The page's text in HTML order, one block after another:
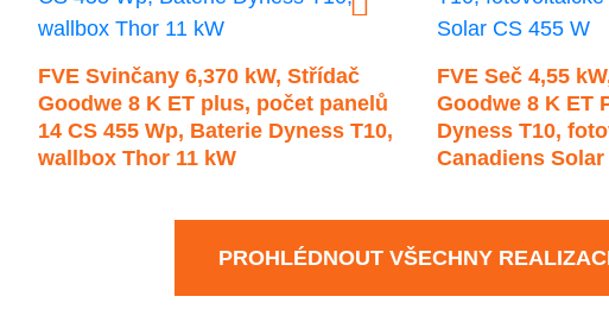
FVE Svinčany 6,370 kW, Střídač
Goodwe 8 K ET plus, počet panelů
14 CS 455 Wp, Baterie Dyness T10,
wallbox Thor 11 kW
FVE Seč 4,55
Goodwe 8 K ET
Dyness T10,
Canadiens Solar
PROHLÉDNOUT VŠECHNY